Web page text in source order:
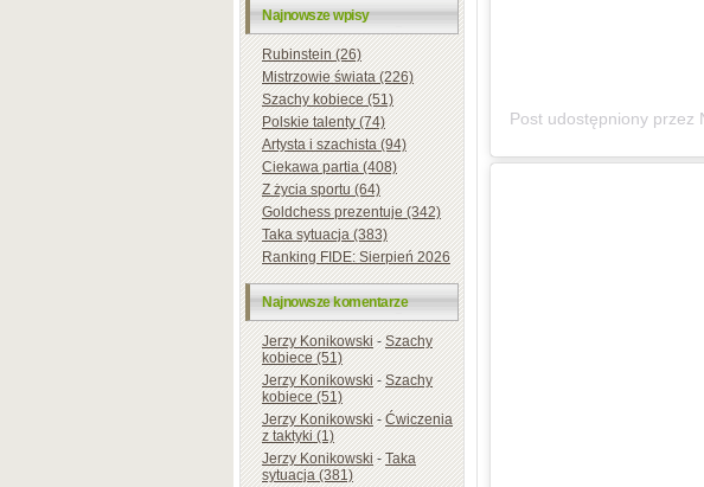
Najnowsze wpisy
Rubinstein (26)
Mistrzowie świata (226)
Szachy kobiece (51)
Polskie talenty (74)
Artysta i szachista (94)
Ciekawa partia (408)
Z życia sportu (64)
Goldchess prezentuje (342)
Taka sytuacja (383)
Ranking FIDE: Sierpień 2026
Najnowsze komentarze
Jerzy Konikowski-Szachy
kobiece (51)
Jerzy Konikowski-Szachy
kobiece (51)
Jerzy Konikowski-Ćwiczenia
z taktyki (1)
Jerzy Konikowski-Taka
sytuacja (381)